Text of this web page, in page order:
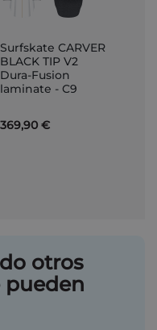
Surfskate CARVER
BLACK TIP V2
Dura-Fusion
laminate - C9
369,90 €
Añadir
al
carrito
otros
pueden